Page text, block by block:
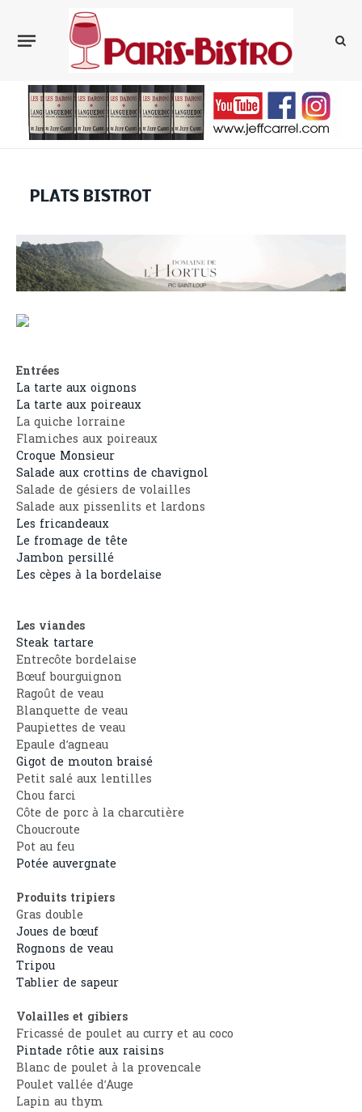
PLATS BISTROT
Entrées
La tarte aux oignons
La tarte aux poireaux
La quiche lorraine
Flamiches aux poireaux
Croque Monsieur
Salade aux crottins de chavignol
Salade de gésiers de volailles
Salade aux pissenlits et lardons
Les fricandeaux
Le fromage de tête
Jambon persillé
Les cèpes à la bordelaise
Les viandes
Steak tartare
Entrecôte bordelaise
Bœuf bourguignon
Ragoût de veau
Blanquette de veau
Paupiettes de veau
Epaule d’agneau
Gigot de mouton braisé
Petit salé aux lentilles
Chou farci
Côte de porc à la charcutière
Choucroute
Pot au feu
Potée auvergnate
Produits tripiers
Gras double
Joues de bœuf
Rognons de veau
Tripou
Tablier de sapeur
Volailles et gibiers
Fricassé de poulet au curry et au coco
Pintade rôtie aux raisins
Blanc de poulet à la provencale
Poulet vallée d’Auge
Lapin au thym